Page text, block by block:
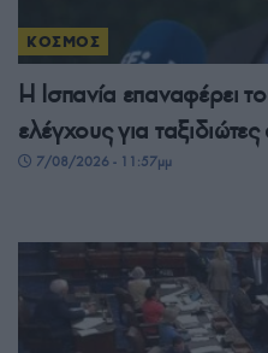
ΚΟΣΜΟΣ
Η Ισπανία επαναφέρει
ελέγχους για ταξιδιώτες
7/08/2026 - 11:57μμ